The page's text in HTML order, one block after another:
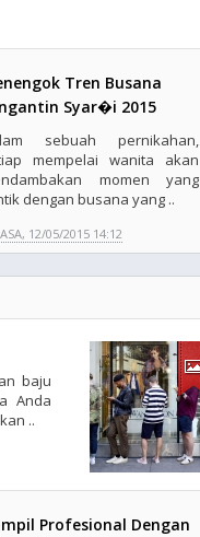
Tren Busana
Syar�i 2015
sebuah pernikahan,
mempelai wanita akan
momen yang
dengan busana yang ..
12/05/2015 14:12
baju
Anda
..
Profesional Dengan